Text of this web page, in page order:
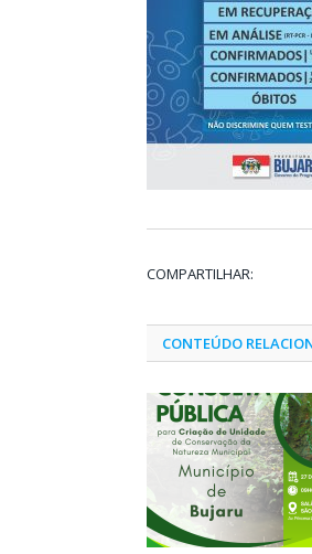
COMPARTILHAR:
CONTEÚDO